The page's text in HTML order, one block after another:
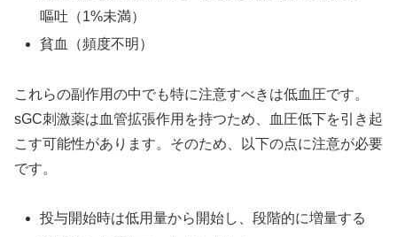
嘔吐（1%未満）
貧血（頻度不明）
これらの副作用の中でも特に注意すべきは低血圧です。
sGC刺激薬は血管拡張作用を持つため、血圧低下を引き起
こす可能性があります。そのため、以下の点に注意が必要
です。
投与開始時は低用量から開始し、段階的に増量する